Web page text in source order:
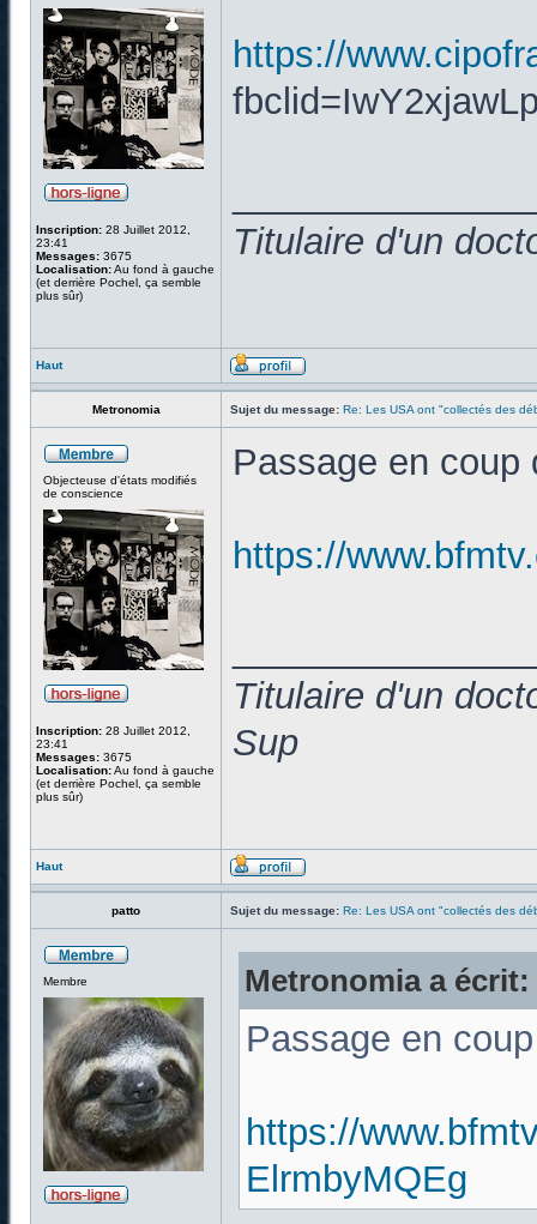
Inscription: 28 Juillet 2012,
23:41
Messages: 3675
Localisation:Au fond à gauche
(et derrière Pochel, ça semble
plus sûr)
https://
Titulaire d'un
Haut
Metronomia Sujet du message: Re: Les USA ont "collectés des
Objecteuse d'états modifiés
de conscience
Inscription: 28 Juillet 2012,
23:41
Messages: 3675
Localisation:Au fond à gauche
(et derrière Pochel, ça semble
plus sûr)
Passage en coup
https://
Titulaire d'un
Sup
Haut
patto Sujet du message: Re: Les USA ont "collectés des
Membre Metronomia a écrit:
Passage en
https://
ElrmbyMQEg